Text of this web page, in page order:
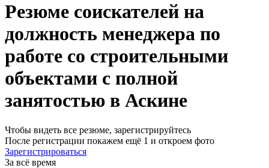
Резюме соискателей на
должность менеджера по
работе со строительными
объектами с полной
занятостью в Аскине
Чтобы видеть все резюме, зарегистрируйтесь
После регистрации покажем ещё 1 и откроем фото
Зарегистрироваться
За всё время